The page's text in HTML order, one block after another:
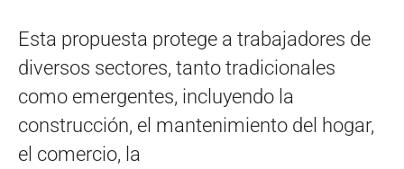
Esta propuesta protege a trabajadores de
diversos sectores, tanto tradicionales
como emergentes, incluyendo la
construcción, el mantenimiento del hogar,
el comercio, la